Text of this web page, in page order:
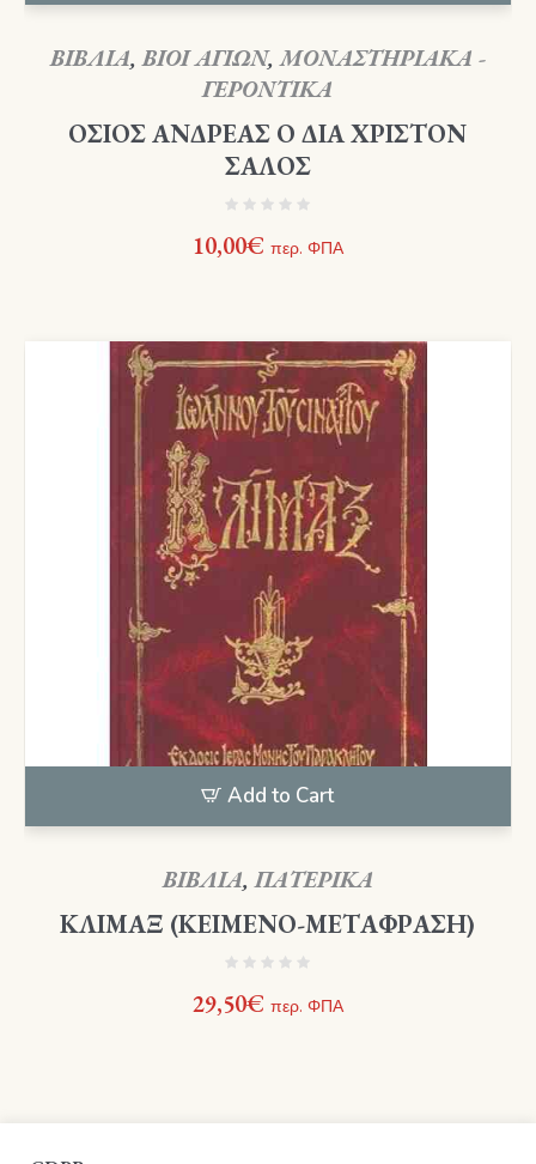
ΒΙΒΛΙΑ,ΒΙΟΙ ΑΓΙΩΝ,ΜΟΝΑΣΤΗΡΙΑΚΑ -
ΓΕΡΟΝΤΙΚΑ
ΟΣΙΟΣ ΑΝΔΡΕΑΣ Ο ΔΙΑ ΧΡΙΣΤΟΝ
ΣΑΛΟΣ
10,00€ περ. ΦΠΑ
Add to Cart
ΒΙΒΛΙΑ,ΠΑΤΕΡΙΚΑ
ΚΛΙΜΑΞ (ΚΕΙΜΕΝΟ-ΜΕΤΑΦΡΑΣΗ)
29,50€ περ. ΦΠΑ